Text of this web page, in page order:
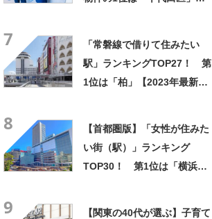
7
「常磐線で借りて住みたい
駅」ランキングTOP27！ 第
1位は「柏」【2023年最新投
8
【首都圏版】「女性が住みた
い街（駅）」ランキング
TOP30！ 第1位は「横浜」
9
【関東の40代が選ぶ】子育て